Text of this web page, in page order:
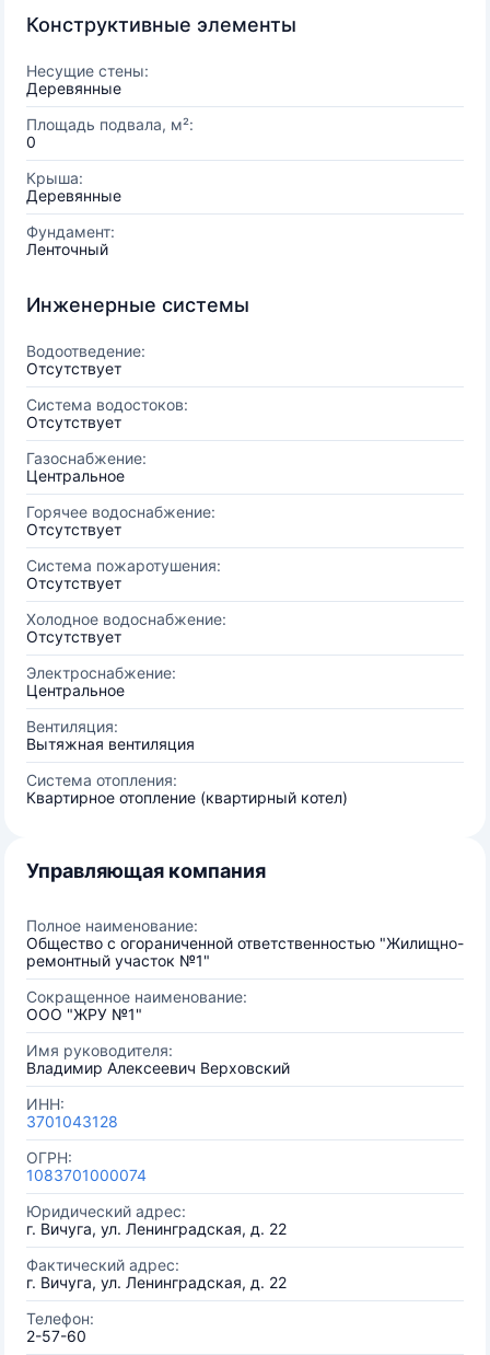
Конструктивные элементы
Несущие стены:
Деревянные
Площадь подвала, м²:
0
Крыша:
Деревянные
Фундамент:
Ленточный
Инженерные системы
Водоотведение:
Отсутствует
Система водостоков:
Отсутствует
Газоснабжение:
Центральное
Горячее водоснабжение:
Отсутствует
Система пожаротушения:
Отсутствует
Холодное водоснабжение:
Отсутствует
Электроснабжение:
Центральное
Вентиляция:
Вытяжная вентиляция
Система отопления:
Квартирное отопление (квартирный котел)
Управляющая компания
Полное наименование:
Общество с огораниченной ответственностью "Жилищно-
ремонтный участок №1"
Сокращенное наименование:
ООО "ЖРУ №1"
Имя руководителя:
Владимир Алексеевич Верховский
ИНН:
3701043128
ОГРН:
1083701000074
Юридический адрес:
г. Вичуга, ул. Ленинградская, д. 22
Фактический адрес:
г. Вичуга, ул. Ленинградская, д. 22
Телефон:
2-57-60